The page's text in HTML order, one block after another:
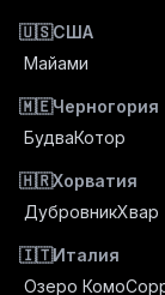
🇺🇸США
Майами
🇲🇪Черногория
БудваКотор
🇭🇷Хорватия
ДубровникХвар
🇮🇹Италия
Озеро Комо